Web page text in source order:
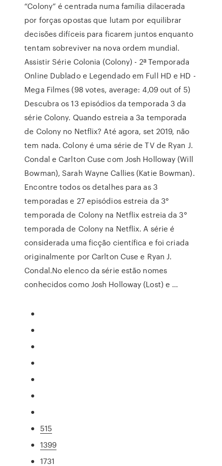
“Colony” é centrada numa família dilacerada
por forças opostas que lutam por equilibrar
decisões difíceis para ficarem juntos enquanto
tentam sobreviver na nova ordem mundial.
Assistir Série Colonia (Colony) - 2ª Temporada
Online Dublado e Legendado em Full HD e HD -
Mega Filmes (98 votes, average: 4,09 out of 5)
Descubra os 13 episódios da temporada 3 da
série Colony. Quando estreia a 3a temporada
de Colony no Netflix? Até agora, set 2019, não
tem nada. Colony é uma série de TV de Ryan J.
Condal e Carlton Cuse com Josh Holloway (Will
Bowman), Sarah Wayne Callies (Katie Bowman).
Encontre todos os detalhes para as 3
temporadas e 27 episódios estreia da 3°
temporada de Colony na Netflix estreia da 3°
temporada de Colony na Netflix. A série é
considerada uma ficção científica e foi criada
originalmente por Carlton Cuse e Ryan J.
Condal.No elenco da série estão nomes
conhecidos como Josh Holloway (Lost) e …
515
1399
1731